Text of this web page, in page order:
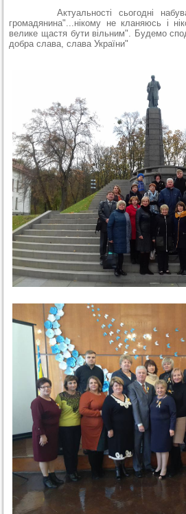
Актуальності сьогодні
громадянина"...нікому не кланяюсь і
велике щастя бути вільним". Будемо
добра слава, слава України"